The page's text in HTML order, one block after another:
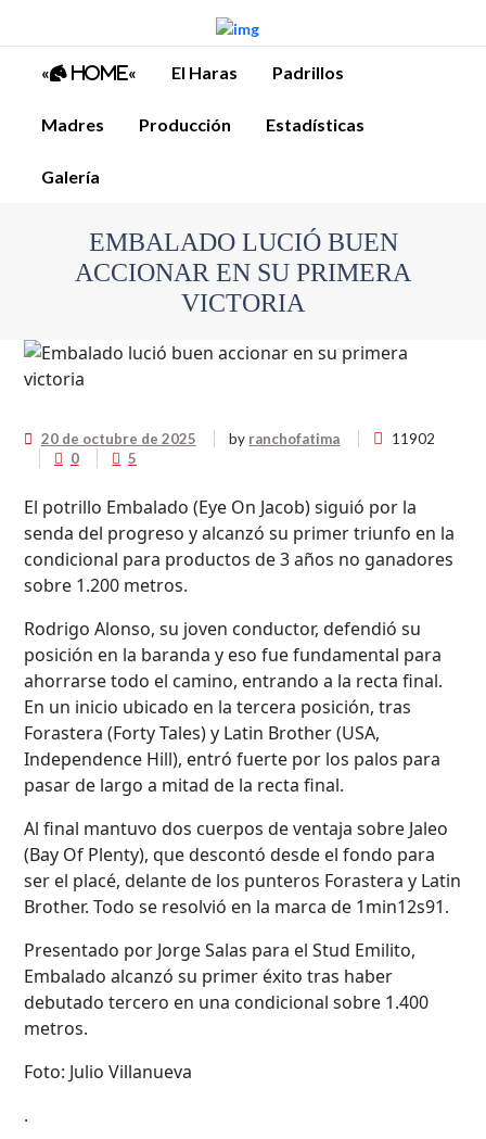
« Home« El Haras Padrillos
Madres Producción Estadísticas
Galería
EMBALADO LUCIÓ BUEN
ACCIONAR EN SU PRIMERA
VICTORIA
20 de octubre de 2025 by ranchofatima
11902
0
5
El potrillo Embalado (Eye On Jacob) siguió por la
senda del progreso y alcanzó su primer triunfo en la
condicional para productos de 3 años no ganadores
sobre 1.200 metros.
Rodrigo Alonso, su joven conductor, defendió su
posición en la baranda y eso fue fundamental para
ahorrarse todo el camino, entrando a la recta final.
En un inicio ubicado en la tercera posición, tras
Forastera (Forty Tales) y Latin Brother (USA,
Independence Hill), entró fuerte por los palos para
pasar de largo a mitad de la recta final.
Al final mantuvo dos cuerpos de ventaja sobre Jaleo
(Bay Of Plenty), que descontó desde el fondo para
ser el placé, delante de los punteros Forastera y Latin
Brother. Todo se resolvió en la marca de 1min12s91.
Presentado por Jorge Salas para el Stud Emilito,
Embalado alcanzó su primer éxito tras haber
debutado tercero en una condicional sobre 1.400
metros.
Foto: Julio Villanueva
.